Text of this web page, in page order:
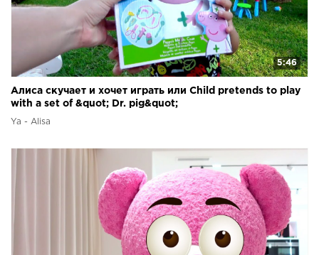
5:46
Алиса скучает и хочет играть или Сhild pretends to play
with a set of &quot; Dr. pig&quot;
Ya - Alisa